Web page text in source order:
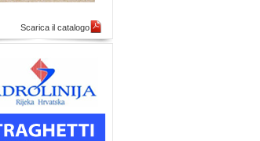
Scarica il catalogo